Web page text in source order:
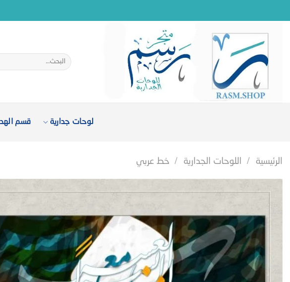
البحث
عن:
لوحات جدارية قسم
الرئيسية / اللوحات الجدارية / خط عربي